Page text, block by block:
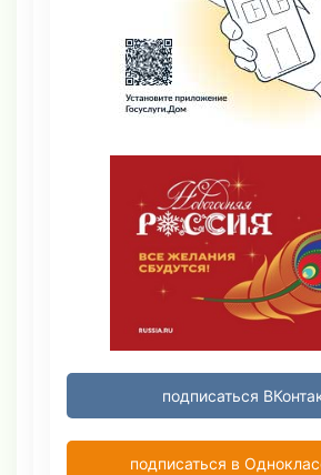
подписаться
подписаться в